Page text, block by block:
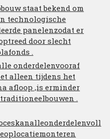
staat bekend om
technologische
panelenzodat er
door slecht
.
onderdelenvooraf
alleen tijdens het
afloop ,is erminder
.